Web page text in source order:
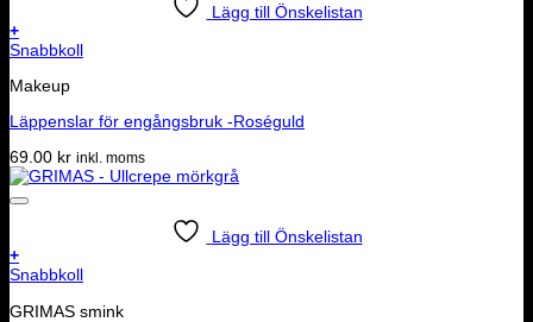
Lägg till Önskelistan
+
Snabbkoll
Makeup
Läppenslar för engångsbruk -Roséguld
69.00 kr inkl. moms
Lägg till Önskelistan
+
Snabbkoll
GRIMAS smink